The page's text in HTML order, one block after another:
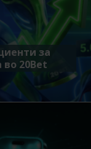
за
20Bet